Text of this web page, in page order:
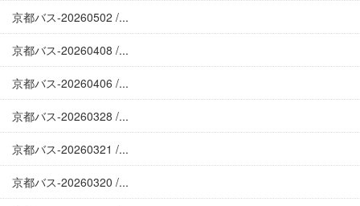
京都バス-20260502 /...
京都バス-20260408 /...
京都バス-20260406 /...
京都バス-20260328 /...
京都バス-20260321 /...
京都バス-20260320 /...